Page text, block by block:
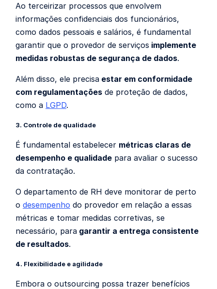
Ao terceirizar processos que envolvem
informações confidenciais dos funcionários,
como dados pessoais e salários, é fundamental
garantir que o provedor de serviços implemente
medidas robustas de segurança de dados.
Além disso, ele precisa estar em conformidade
com regulamentações de proteção de dados,
como a LGPD.
3. Controle de qualidade
É fundamental estabelecer métricas claras de
desempenho e qualidade para avaliar o sucesso
da contratação.
O departamento de RH deve monitorar de perto
o desempenho do provedor em relação a essas
métricas e tomar medidas corretivas, se
necessário, para garantir a entrega consistente
de resultados.
4. Flexibilidade e agilidade
Embora o outsourcing possa trazer benefícios